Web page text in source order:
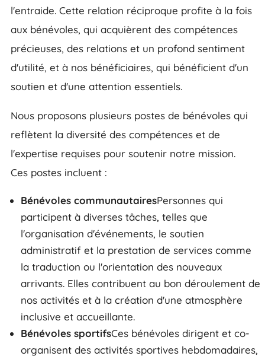
l'entraide. Cette relation réciproque profite à la fois
aux bénévoles, qui acquièrent des compétences
précieuses, des relations et un profond sentiment
d'utilité, et à nos bénéficiaires, qui bénéficient d'un
soutien et d'une attention essentiels.
Nous proposons plusieurs postes de bénévoles qui
reflètent la diversité des compétences et de
l'expertise requises pour soutenir notre mission.
Ces postes incluent :
Bénévoles communautairesPersonnes qui
participent à diverses tâches, telles que
l'organisation d'événements, le soutien
administratif et la prestation de services comme
la traduction ou l'orientation des nouveaux
arrivants. Elles contribuent au bon déroulement de
nos activités et à la création d'une atmosphère
inclusive et accueillante.
Bénévoles sportifsCes bénévoles dirigent et co-
organisent des activités sportives hebdomadaires,